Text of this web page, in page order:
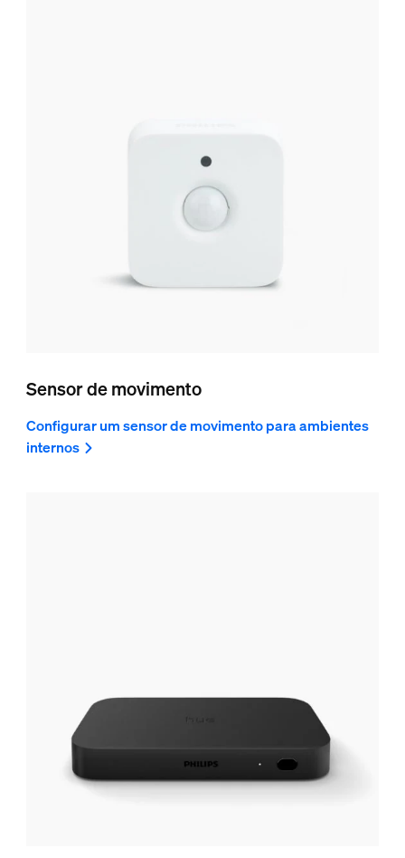
Sensor de movimento
Configurar um sensor de movimento para ambientes
internos